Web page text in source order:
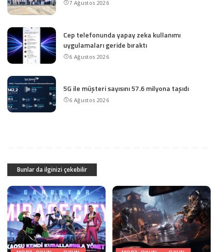
7 Ağustos 2026
Cep telefonunda yapay zeka kullanımı
uygulamaları geride bıraktı
6 Ağustos 2026
5G ile müşteri sayısını 57.6 milyona taşıdı
6 Ağustos 2026
Bunlar da ilginizi çekebilir